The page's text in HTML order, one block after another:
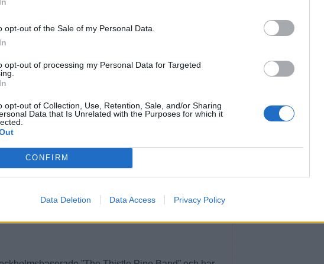
opt-out of the Sale of my Personal Data.
opt-out of processing my Personal Data for Targeted
opt-out of Collection, Use, Retention, Sale, and/or Sharing
Data that Is Unrelated with the Purposes for which it
CONFIRM
Data Deletion Data Access Privacy Policy
understundom ilande ljudet. Men när Kanalen hör
”Säckpipemannen” vara uteslutande positiva.
och tycker det är fantastiskt att vara granne till
säger grannen Lottie Malmqvist.
och Hasse Petersson på trallen och filmar
i vardagen, säger Ingrid Andersson som hörde
i vintras och har hört honom flera gånger sedan
responsen och förklarar varför han måste öva ute.
sig bäst utomhus, det fina är att de som inte gillar
jag jag marscherat förbi.